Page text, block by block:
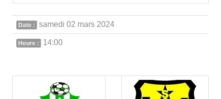
Date : samedi 02 mars 2024
Heure : 14:00